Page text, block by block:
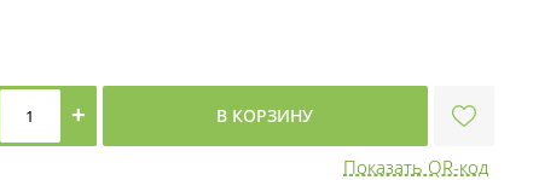
+ В КОРЗИНУ
Показать QR-код